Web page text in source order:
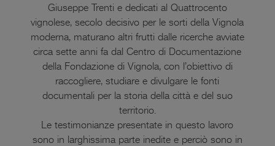
Giuseppe Trenti e dedicati al Quattrocento
vignolese, secolo decisivo per le sorti della Vignola
moderna, maturano altri frutti dalle ricerche avviate
circa sette anni fa dal Centro di Documentazione
della Fondazione di Vignola, con l’obiettivo di
raccogliere, studiare e divulgare le fonti
documentali per la storia della città e del suo
territorio.
Le testimonianze presentate in questo lavoro
sono in larghissima parte inedite e perciò sono in